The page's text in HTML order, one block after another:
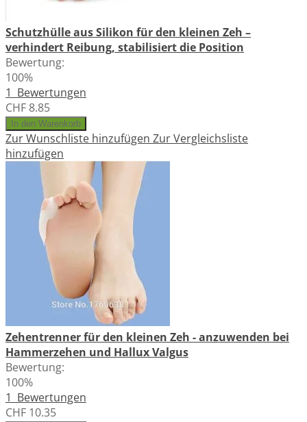
Schutzhülle aus Silikon für den kleinen Zeh –
verhindert Reibung, stabilisiert die Position
Bewertung:
100%
1 Bewertungen
CHF 8.85
In den Warenkorb
Zur Wunschliste hinzufügen Zur Vergleichsliste
hinzufügen
Zehentrenner für den kleinen Zeh - anzuwenden bei
Hammerzehen und Hallux Valgus
Bewertung:
100%
1 Bewertungen
CHF 10.35